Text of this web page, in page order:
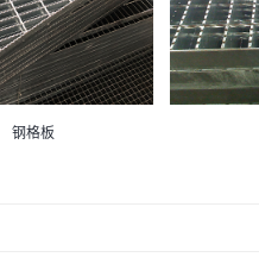
钢格板